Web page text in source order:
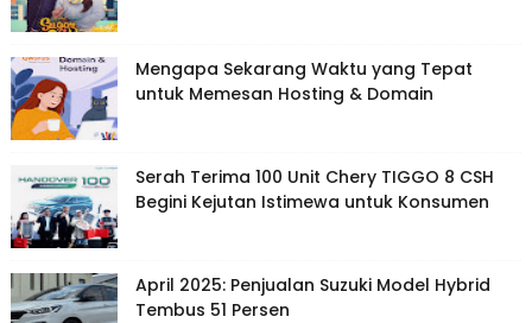
Mengapa Sekarang Waktu yang Tepat
untuk Memesan Hosting & Domain
Serah Terima 100 Unit Chery TIGGO 8 CSH
Begini Kejutan Istimewa untuk Konsumen
April 2025: Penjualan Suzuki Model Hybrid
Tembus 51 Persen